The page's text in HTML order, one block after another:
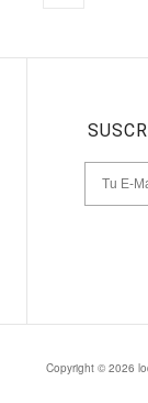
Copyright © 2026